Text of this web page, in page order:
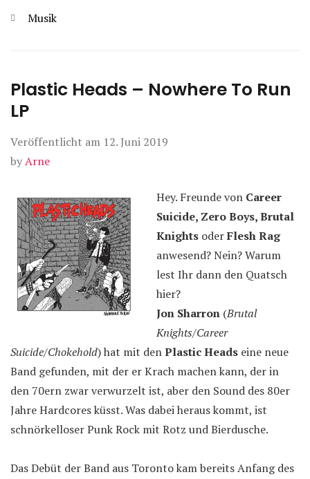
Kategorien
Musik
Plastic Heads – Nowhere To Run
LP
Veröffentlicht am 12. Juni 2019
byArne
Hey. Freunde von Career
Suicide, Zero Boys, Brutal
Knights oderFlesh Rag
anwesend? Nein? Warum
lest Ihr dann den Quatsch
hier?
Jon Sharron (Brutal
Knights/Career
Suicide/Chokehold) hat mit denPlastic Heads eine neue
Band gefunden, mit der er Krach machen kann, der in
den 70ern zwar verwurzelt ist, aber den Sound des 80er
Jahre Hardcores küsst. Was dabei heraus kommt, ist
schnörkelloser Punk Rock mit Rotz und Bierdusche.
Das Debüt der Band aus Toronto kam bereits Anfang des